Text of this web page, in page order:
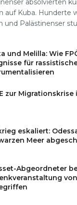
absolvierten
auf Kuba. Hunderte
und Palästinenser
und Melilla: Wie
für
zur Migrationskrise
eskaliert:
Meer
Abgeordneter